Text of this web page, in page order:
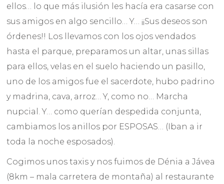
ellos… lo que más ilusión les hacía era casarse con
sus amigos en algo sencillo… Y… ¡¡Sus deseos son
órdenes!! Los llevamos con los ojos vendados
hasta el parque, preparamos un altar, unas sillas
para ellos, velas en el suelo haciendo un pasillo,
uno de los amigos fue el sacerdote, hubo padrino
y madrina, cava, arroz… Y, como no… Marcha
nupcial. Y… como querían despedida conjunta,
cambiamos los anillos por ESPOSAS… (Iban a ir
toda la noche esposados).
Cogimos unos taxis y nos fuimos de Dénia a Jávea
(8km – mala carretera de montaña) al restaurante